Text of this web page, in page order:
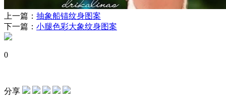
上一篇： 抽象船锚纹身图案
下一篇： 小腿色彩大象纹身图案
0
分享